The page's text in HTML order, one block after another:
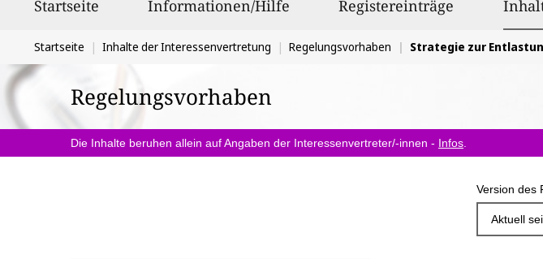
Startseite Informationen/Hilfe Registereinträge
Sie
befinden
sich
hier:
Startseite Inhalte der Interessenvertretung Regelungsvorhaben Strategie zur Entlastung von Wirtschaft und
Regelungsvorhaben
Die Inhalte beruhen allein auf Angaben der Interessenvertreter/-innen - Infos
Version des